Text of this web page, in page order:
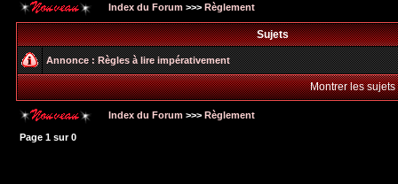
Index du Forum >>> Règlement
Sujets
Annonce : Règles à lire impérativement
Montrer les
Index du Forum >>> Règlement
Page 1 sur0